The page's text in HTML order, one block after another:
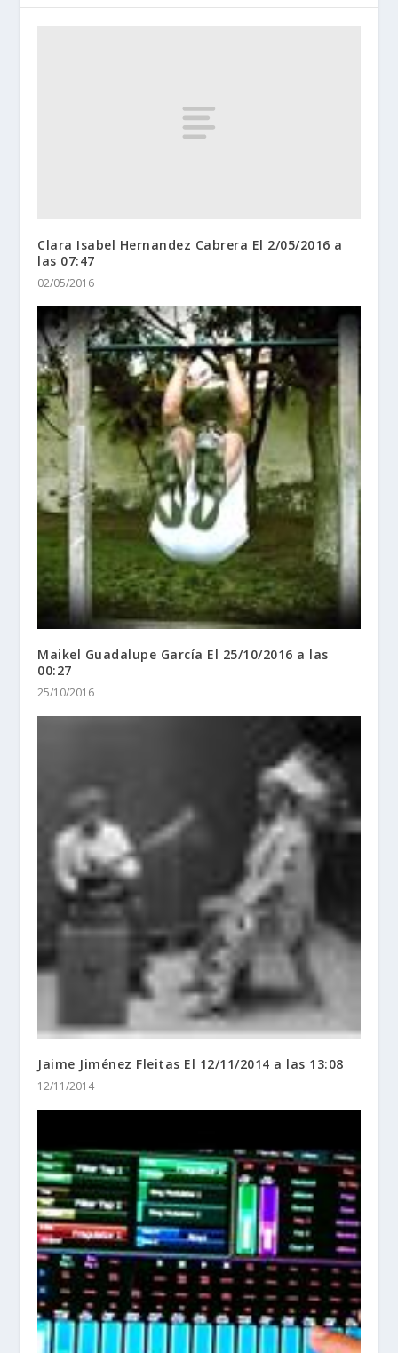
Clara Isabel Hernandez Cabrera El 2/05/2016 a
las 07:47
02/05/2016
Maikel Guadalupe García El 25/10/2016 a las
00:27
25/10/2016
Jaime Jiménez Fleitas El 12/11/2014 a las 13:08
12/11/2014